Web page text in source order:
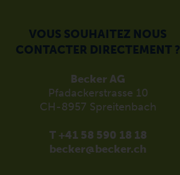
VOUS SOUHAITEZ NOUS
CONTACTER DIRECTEMENT ?
Becker AG
Pfadackerstrasse 10
CH-8957 Spreitenbach
T +41 58 590 18 18
becker@becker.ch